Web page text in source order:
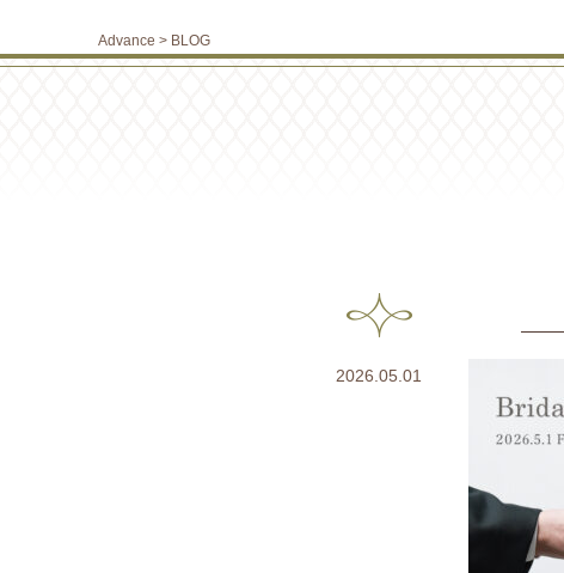
Advance > BLOG
2026.05.01